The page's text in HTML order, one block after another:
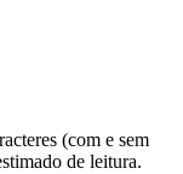
(com e sem
de leitura.